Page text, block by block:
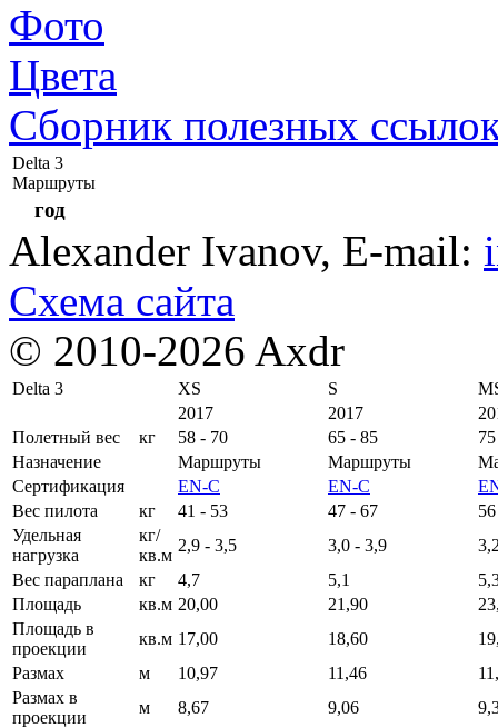
Фото
Цвета
Сборник полезных
Delta 3
Маршруты
год
Alexander Ivanov, E-mail:
Схема сайта
© 2010-2026 Axdr
Delta 3 XS S
2017
2017
Полетный вес
кг 58 - 70 65 - 85
Назначение
Маршруты Маршруты
Сертификация
EN-C EN-C
Вес пилота
кг 41 - 53 47 - 67
Удельная
нагрузка
кг/
кв.м
2,9 - 3,5 3,0 - 3,9
Вес параплана
кг 4,7 5,1
Площадь
кв.м 20,00 21,90
Площадь в
проекции
кв.м 17,00 18,60
Размах
м 10,97 11,46
Размах в
проекции
м 8,67 9,06